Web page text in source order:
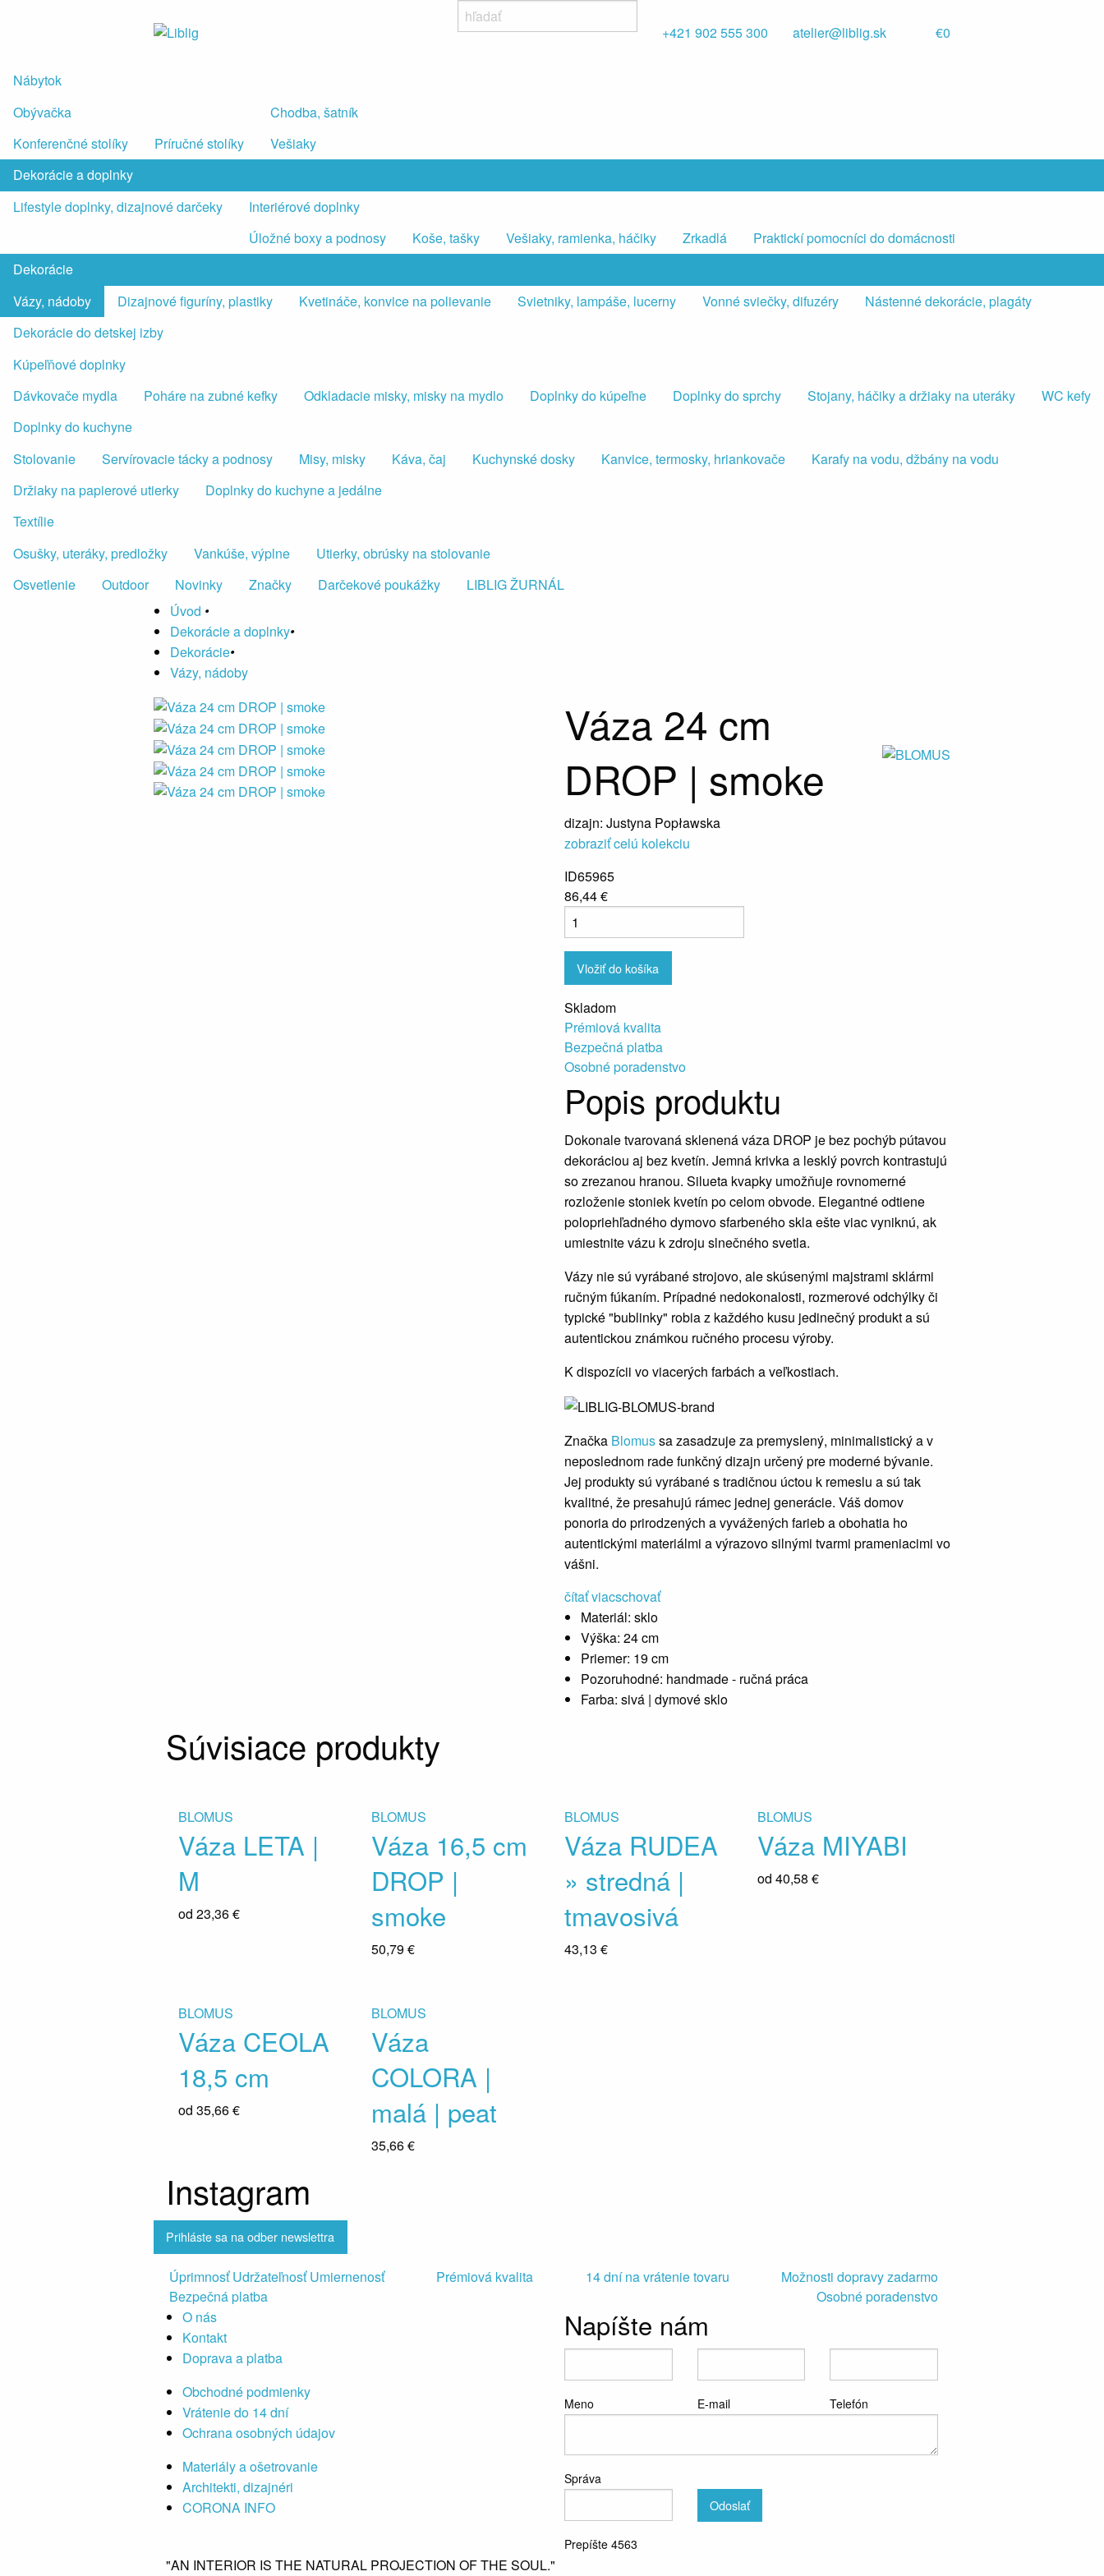
+421 902 555 300 atelier@liblig.sk €0
Nábytok
Obývačka
Konferenčné stolíky
Príručné stolíky
Chodba, šatník
Vešiaky
Dekorácie a doplnky
Lifestyle doplnky, dizajnové darčeky
Interiérové doplnky
Úložné boxy a podnosy
Koše, tašky Vešiaky, ramienka, háčiky Zrkadlá
Praktickí pomocníci do domácnosti
Dekorácie
Vázy, nádoby
Dizajnové figuríny, plastiky Kvetináče, konvice na polievanie Svietniky, lampáše, lucerny Vonné sviečky, difuzéry
Nástenné dekorácie, plagáty
Dekorácie do detskej izby
Kúpeľňové doplnky
Dávkovače mydla
Poháre na zubné kefky Odkladacie misky, misky na mydlo Doplnky do kúpeľne Doplnky do sprchy Stojany, háčiky a držiaky na uteráky
WC kefy
Doplnky do kuchyne
Stolovanie
Servírovacie tácky a podnosy Misy, misky Káva, čaj Kuchynské dosky Kanvice, termosky, hriankovače
Karafy na vodu, džbány na vodu
Držiaky na papierové utierky
Doplnky do kuchyne a jedálne
Textílie
Osušky, uteráky, predložky
Vankúše, výplne
Utierky, obrúsky na stolovanie
Osvetlenie
Outdoor Novinky Značky Darčekové poukážky
LIBLIG ŽURNÁL
Úvod •
Dekorácie a doplnky•
Dekorácie•
Vázy, nádoby
Váza 24 cm
DROP | smoke
dizajn: Justyna Popławska
zobraziť celú kolekciu
ID65965
86,44 €
Vložiť do košíka
Skladom
Prémiová kvalita
Bezpečná platba
Osobné poradenstvo
Popis produktu
Dokonale tvarovaná sklenená váza DROP je bez pochýb pútavou
dekoráciou aj bez kvetín. Jemná krivka a lesklý povrch kontrastujú
so zrezanou hranou. Silueta kvapky umožňuje rovnomerné
rozloženie stoniek kvetín po celom obvode. Elegantné odtiene
polopriehľadného dymovo sfarbeného skla ešte viac vyniknú, ak
umiestnite vázu k zdroju slnečného svetla.
Vázy nie sú vyrábané strojovo, ale skúsenými majstrami sklármi
ručným fúkaním. Prípadné nedokonalosti, rozmerové odchýlky či
typické "bublinky" robia z každého kusu jedinečný produkt a sú
autentickou známkou ručného procesu výroby.
K dispozícii vo viacerých farbách a veľkostiach.
Značka Blomussa zasadzuje za premyslený, minimalistický a v
neposlednom rade funkčný dizajn určený pre moderné bývanie.
Jej produkty sú vyrábané s tradičnou úctou k remeslu a sú tak
kvalitné, že presahujú rámec jednej generácie. Váš domov
ponoria do prirodzených a vyvážených farieb a obohatia ho
autentickými materiálmi a výrazovo silnými tvarmi prameniacimi vo
vášni.
čítať viacschovať
Materiál: sklo
Výška: 24 cm
Priemer: 19 cm
Pozoruhodné: handmade - ručná práca
Farba: sivá | dymové sklo
Súvisiace produkty
BLOMUS
Váza LETA |
M
od 23,36 €
BLOMUS
Váza 16,5 cm
DROP |
smoke
50,79 €
BLOMUS
Váza RUDEA
» stredná |
tmavosivá
43,13 €
BLOMUS
Váza MIYABI
od 40,58 €
BLOMUS
Váza CEOLA
18,5 cm
od 35,66 €
BLOMUS
Váza
COLORA |
malá | peat
35,66 €
Instagram
Prihláste sa na odber newslettra
Úprimnosť Udržateľnosť Umiernenosť Prémiová kvalita 14 dní na vrátenie tovaru
Možnosti dopravy zadarmo
Bezpečná platba
Osobné poradenstvo
O nás
Kontakt
Doprava a platba
Obchodné podmienky
Vrátenie do 14 dní
Ochrana osobných údajov
Materiály a ošetrovanie
Architekti, dizajnéri
CORONA INFO
Napíšte nám
Meno E-mail Telefón
Správa
Prepíšte 4563
Odoslať
"AN INTERIOR IS THE NATURAL PROJECTION OF THE SOUL."